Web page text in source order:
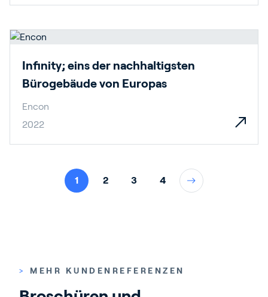
Infinity; eins der nachhaltigsten
Bürogebäude von Europas
Encon
2022
1 2 3 4
> MEHR KUNDENREFERENZEN